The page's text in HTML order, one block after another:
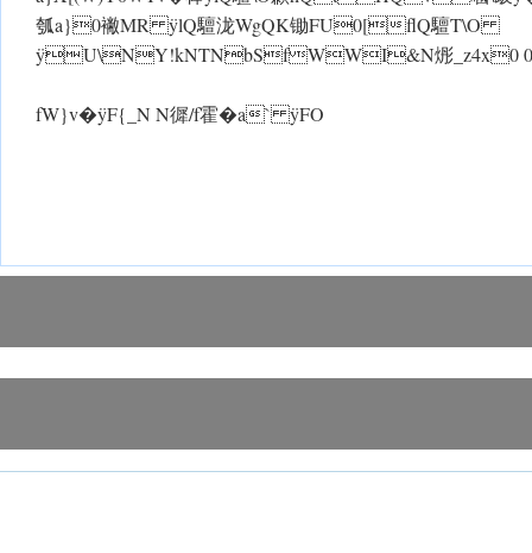
瓠a}0襒MR ÿlQ驙泷 WgQK锄FU0[flQ驙T\O
ÿU\NY!kNTNbSfWWI&N烿_z4x0 0
fW}v� ÿF{_N N徲/f霍�a` ÿFO